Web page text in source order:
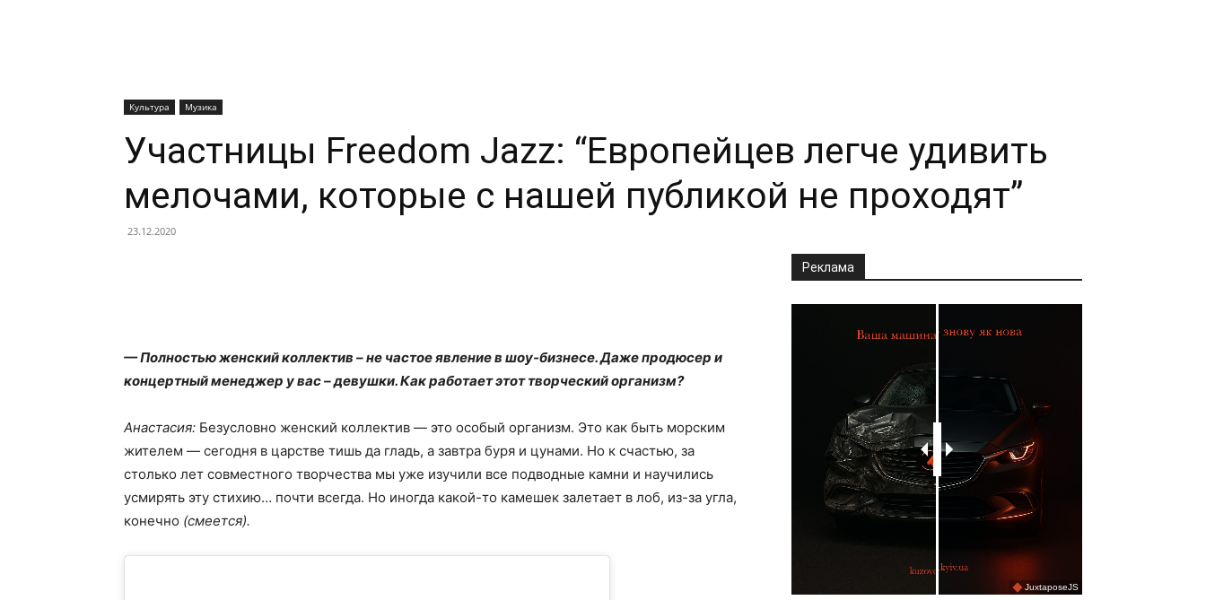
Культура Музика
Участницы Freedom Jazz: “Европейцев легче удивить
мелочами, которые с нашей публикой не проходят”
23.12.2020
— Полностью женский коллектив – не частое явление в шоу-бизнесе. Даже продюсер и
концертный менеджер у вас – девушки. Как работает этот творческий организм?
Анастасия: Безусловно женский коллектив ― это особый организм. Это как быть морским
жителем ― сегодня в царстве тишь да гладь, а завтра буря и цунами. Но к счастью, за
столько лет совместного творчества мы уже изучили все подводные камни и научились
усмирять эту стихию… почти всегда. Но иногда какой-то камешек залетает в лоб, из-за угла,
конечно (смеется).
Реклама